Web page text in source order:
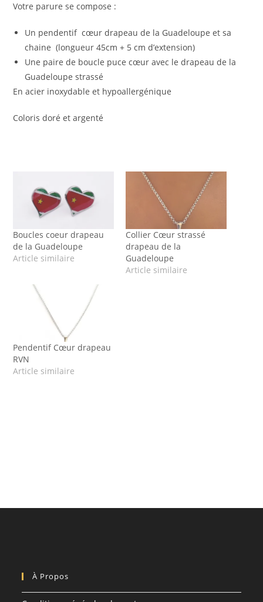
Votre parure se compose :
Un pendentif cœur drapeau de la Guadeloupe et sa
chaine (longueur 45cm + 5 cm d’extension)
Une paire de boucle puce cœur avec le drapeau de la
Guadeloupe strassé
En acier inoxydable et hypoallergénique
Coloris doré et argenté
Boucles coeur drapeau
de la Guadeloupe
Article similaire
Collier Cœur strassé
drapeau de la
Guadeloupe
Article similaire
Pendentif Cœur drapeau
RVN
Article similaire
À Propos